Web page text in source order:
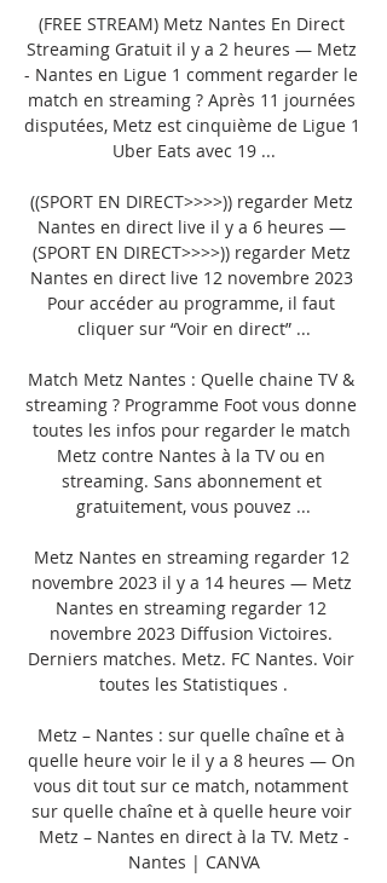
(FREE STREAM) Metz Nantes En Direct
Streaming Gratuit il y a 2 heures — Metz
- Nantes en Ligue 1 comment regarder le
match en streaming ? Après 11 journées
disputées, Metz est cinquième de Ligue 1
Uber Eats avec 19 ...
((SPORT EN DIRECT>>>>)) regarder Metz
Nantes en direct live il y a 6 heures —
(SPORT EN DIRECT>>>>)) regarder Metz
Nantes en direct live 12 novembre 2023
Pour accéder au programme, il faut
cliquer sur “Voir en direct” ...
Match Metz Nantes : Quelle chaine TV &
streaming ? Programme Foot vous donne
toutes les infos pour regarder le match
Metz contre Nantes à la TV ou en
streaming. Sans abonnement et
gratuitement, vous pouvez ...
Metz Nantes en streaming regarder 12
novembre 2023 il y a 14 heures — Metz
Nantes en streaming regarder 12
novembre 2023 Diffusion Victoires.
Derniers matches. Metz. FC Nantes. Voir
toutes les Statistiques .
Metz – Nantes : sur quelle chaîne et à
quelle heure voir le il y a 8 heures — On
vous dit tout sur ce match, notamment
sur quelle chaîne et à quelle heure voir
Metz – Nantes en direct à la TV. Metz -
Nantes | CANVA